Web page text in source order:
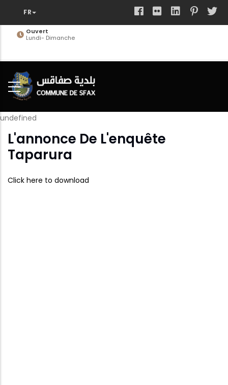
contenuOuvert
Lundi- Dimanche
undefined
L'annonce De L'enquête
Taparura
Click here to download